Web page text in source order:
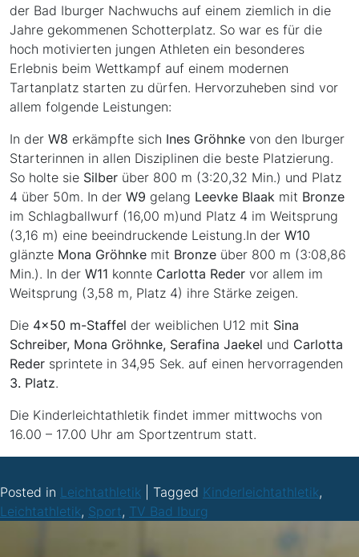
der Bad Iburger Nachwuchs auf einem ziemlich in die
Jahre gekommenen Schotterplatz. So war es für die
hoch motivierten jungen Athleten ein besonderes
Erlebnis beim Wettkampf auf einem modernen
Tartanplatz starten zu dürfen. Hervorzuheben sind vor
allem folgende Leistungen:
In der W8 erkämpfte sich Ines Gröhnke von den Iburger
Starterinnen in allen Disziplinen die beste Platzierung.
So holte sie Silber über 800 m (3:20,32 Min.) und Platz
4 über 50m. In der W9 gelang Leevke Blaak mit Bronze
im Schlagballwurf (16,00 m)und Platz 4 im Weitsprung
(3,16 m) eine beeindruckende Leistung.In der W10
glänzte Mona Gröhnke mit Bronze über 800 m (3:08,86
Min.). In der W11 konnte Carlotta Reder vor allem im
Weitsprung (3,58 m, Platz 4) ihre Stärke zeigen.
Die 4×50 m-Staffel der weiblichen U12 mit Sina
Schreiber, Mona Gröhnke, Serafina Jaekel und Carlotta
Reder sprintete in 34,95 Sek. auf einen hervorragenden
3. Platz.
Die Kinderleichtathletik findet immer mittwochs von
16.00 – 17.00 Uhr am Sportzentrum statt.
Posted in Leichtathletik Tagged Kinderleichtathletik,
Leichtathletik, Sport, TV Bad Iburg